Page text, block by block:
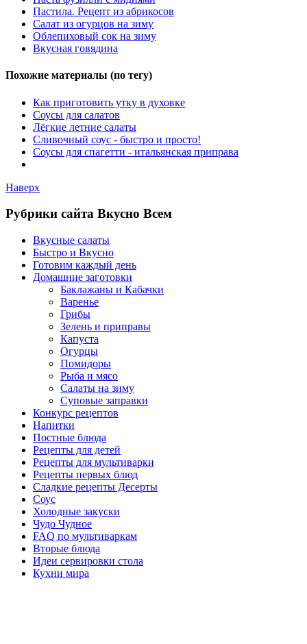
Пастила. Рецепт из абрикосов
Салат из огурцов на зиму
Облепиховый сок на зиму
Вкусная говядина
Похожие материалы (по тегу)
Как приготовить утку в духовке
Соусы для салатов
Лёгкие летние салаты
Сливочный соус - быстро и просто!
Соусы для спагетти - итальянская приправа
Наверх
Рубрики сайта Вкусно Всем
Вкусные салаты
Быстро и Вкусно
Готовим каждый день
Домашние заготовки
Баклажаны и Кабачки
Варенье
Грибы
Зелень и приправы
Капуста
Огурцы
Помидоры
Рыба и мясо
Салаты на зиму
Суповые заправки
Конкурс рецептов
Напитки
Постные блюда
Рецепты для детей
Рецепты для мультиварки
Рецепты первых блюд
Сладкие рецепты Десерты
Соус
Холодные закуски
Чудо Чудное
FAQ по мультиваркам
Вторые блюда
Идеи сервировки стола
Кухни мира